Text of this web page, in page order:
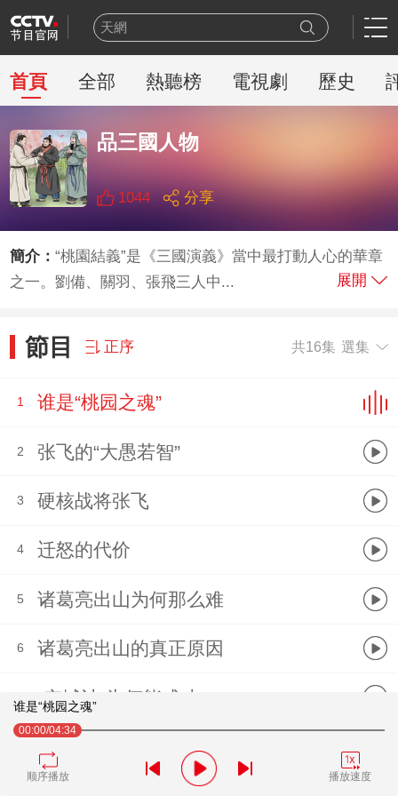
天網
乒乓球
熊出沒
新聞周刊
首頁 全部 熱聽榜 電視劇 歷史
品三國人物
1044 分享
簡介：“桃園結義”是《三國演義》當中最打動人心的華章
之一。劉備、關羽、張飛三人中...
展開
節目 正序 共16集 選集
1 谁是“桃园之魂”
2 张飞的“大愚若智”
3 硬核战将张飞
4 迁怒的代价
5 诸葛亮出山为何那么难
6 诸葛亮出山的真正原因
7 “空城计”为何能成功
赵云的抉择
播放速度
顺序播放
00:00/04:34
谁是“桃园之魂”